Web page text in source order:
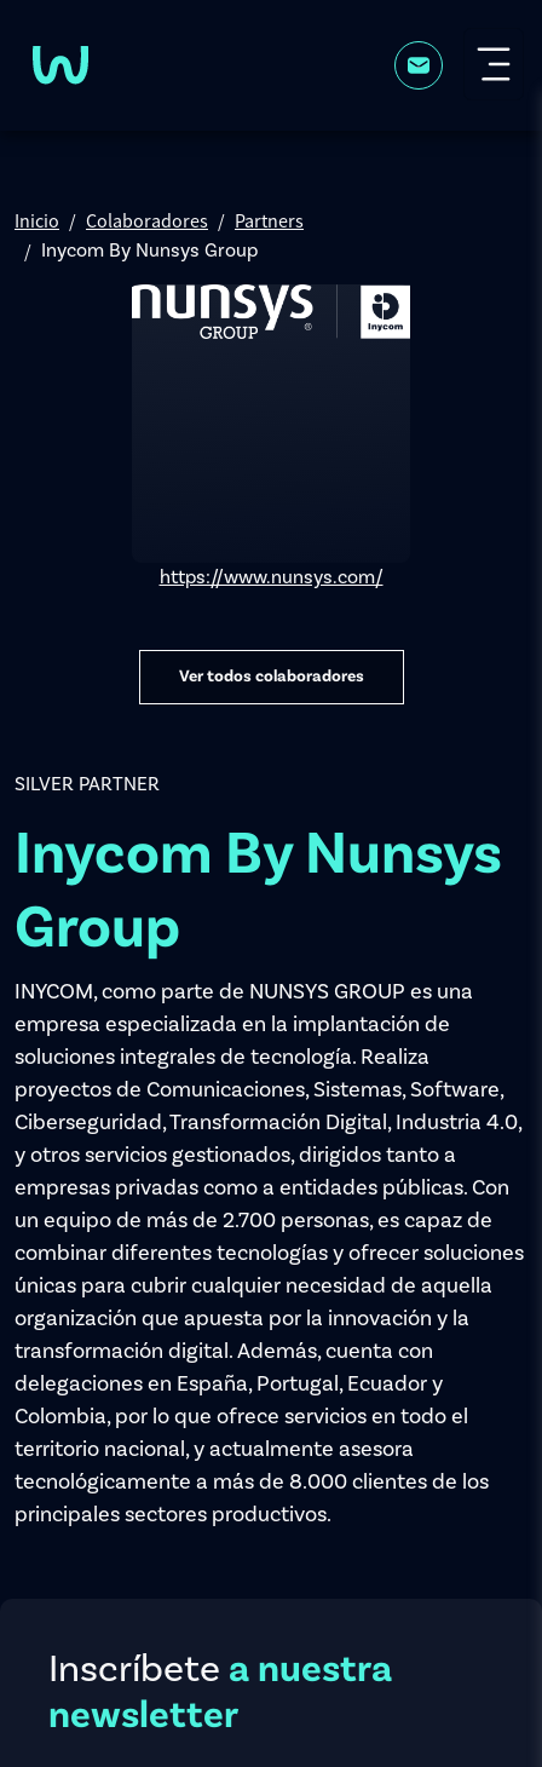
Inicio Colaboradores
Partners
Inycom By Nunsys Group
https://www.nunsys.com/
Ver todos colaboradores
SILVER PARTNER
Inycom By Nunsys
Group
INYCOM, como parte de NUNSYS GROUP es una
empresa especializada en la implantación de
soluciones integrales de tecnología. Realiza
proyectos de Comunicaciones, Sistemas, Software,
Ciberseguridad, Transformación Digital, Industria 4.0,
y otros servicios gestionados, dirigidos tanto a
empresas privadas como a entidades públicas. Con
un equipo de más de 2.700 personas, es capaz de
combinar diferentes tecnologías y ofrecer soluciones
únicas para cubrir cualquier necesidad de aquella
organización que apuesta por la innovación y la
transformación digital. Además, cuenta con
delegaciones en España, Portugal, Ecuador y
Colombia, por lo que ofrece servicios en todo el
territorio nacional, y actualmente asesora
tecnológicamente a más de 8.000 clientes de los
principales sectores productivos.
Inscríbete a nuestra
newsletter